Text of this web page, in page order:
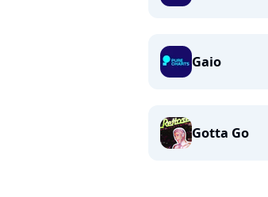
Gaio
Gotta Go